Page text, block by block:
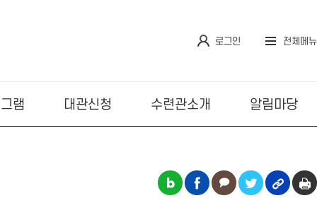
로그인 전체메뉴
램 대관신청 수련관소개 알림마당